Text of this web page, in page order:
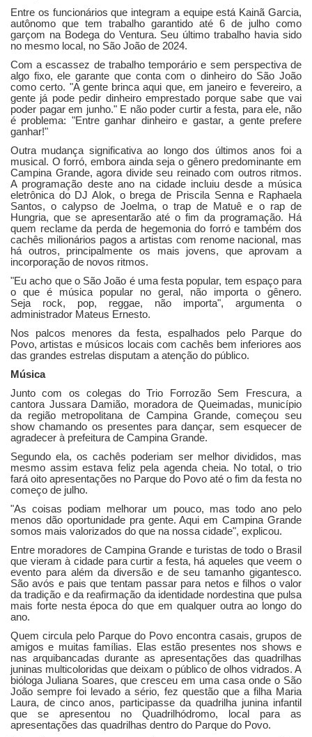
Entre os funcionários que integram a equipe está Kainã Garcia,
autônomo que tem trabalho garantido até 6 de julho como
garçom na Bodega do Ventura. Seu último trabalho havia sido
no mesmo local, no São João de 2024.
Com a escassez de trabalho temporário e sem perspectiva de
algo fixo, ele garante que conta com o dinheiro do São João
como certo. "A gente brinca aqui que, em janeiro e fevereiro, a
gente já pode pedir dinheiro emprestado porque sabe que vai
poder pagar em junho." E não poder curtir a festa, para ele, não
é problema: "Entre ganhar dinheiro e gastar, a gente prefere
ganhar!"
Outra mudança significativa ao longo dos últimos anos foi a
musical. O forró, embora ainda seja o gênero predominante em
Campina Grande, agora divide seu reinado com outros ritmos.
A programação deste ano na cidade incluiu desde a música
eletrônica do DJ Alok, o brega de Priscila Senna e Raphaela
Santos, o calypso de Joelma, o trap de Matuê e o rap de
Hungria, que se apresentarão até o fim da programação. Há
quem reclame da perda de hegemonia do forró e também dos
cachês milionários pagos a artistas com renome nacional, mas
há outros, principalmente os mais jovens, que aprovam a
incorporação de novos ritmos.
"Eu acho que o São João é uma festa popular, tem espaço para
o que é música popular no geral, não importa o gênero.
Seja rock, pop, reggae, não importa", argumenta o
administrador Mateus Ernesto.
Nos palcos menores da festa, espalhados pelo Parque do
Povo, artistas e músicos locais com cachês bem inferiores aos
das grandes estrelas disputam a atenção do público.
Música
Junto com os colegas do Trio Forrozão Sem Frescura, a
cantora Jussara Damião, moradora de Queimadas, município
da região metropolitana de Campina Grande, começou seu
show chamando os presentes para dançar, sem esquecer de
agradecer à prefeitura de Campina Grande.
Segundo ela, os cachês poderiam ser melhor divididos, mas
mesmo assim estava feliz pela agenda cheia. No total, o trio
fará oito apresentações no Parque do Povo até o fim da festa no
começo de julho.
"As coisas podiam melhorar um pouco, mas todo ano pelo
menos dão oportunidade pra gente. Aqui em Campina Grande
somos mais valorizados do que na nossa cidade", explicou.
Entre moradores de Campina Grande e turistas de todo o Brasil
que vieram à cidade para curtir a festa, há aqueles que veem o
evento para além da diversão e de seu tamanho gigantesco.
São avós e pais que tentam passar para netos e filhos o valor
da tradição e da reafirmação da identidade nordestina que pulsa
mais forte nesta época do que em qualquer outra ao longo do
ano.
Quem circula pelo Parque do Povo encontra casais, grupos de
amigos e muitas famílias. Elas estão presentes nos shows e
nas arquibancadas durante as apresentações das quadrilhas
juninas multicoloridas que deixam o público de olhos vidrados. A
bióloga Juliana Soares, que cresceu em uma casa onde o São
João sempre foi levado a sério, fez questão que a filha Maria
Laura, de cinco anos, participasse da quadrilha junina infantil
que se apresentou no Quadrilhódromo, local para as
apresentações das quadrilhas dentro do Parque do Povo.